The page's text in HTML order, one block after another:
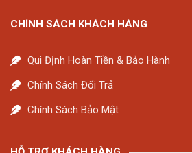
CHÍNH SÁCH KHÁCH HÀNG
Qui Định Hoàn Tiền & Bảo Hành
Chính Sách Đổi Trả
Chính Sách Bảo Mật